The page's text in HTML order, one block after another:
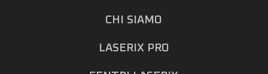
CHI SIAMO
LASERIX PRO